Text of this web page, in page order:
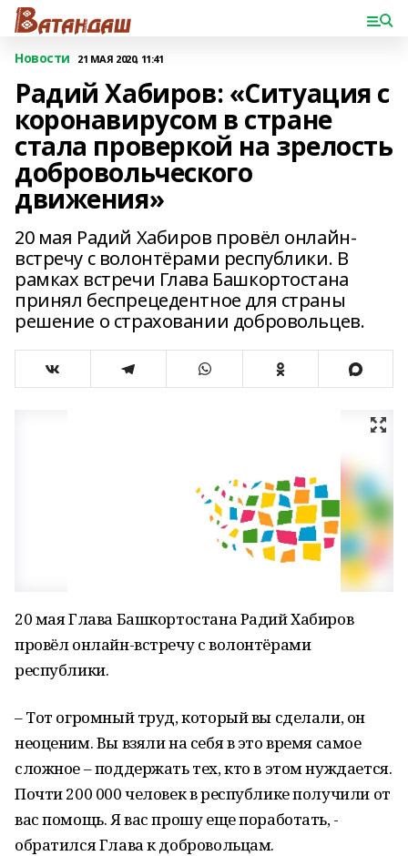
Новости 21 МАЯ 2020, 11:41
Радий Хабиров: «Ситуация с
коронавирусом в стране
стала проверкой на зрелость
добровольческого
движения»
20 мая Радий Хабиров провёл онлайн-
встречу с волонтёрами республики. В
рамках встречи Глава Башкортостана
принял беспрецедентное для страны
решение о страховании добровольцев.
20 мая Глава Башкортостана Радий Хабиров
провёл онлайн-встречу с волонтёрами
республики.
– Тот огромный труд, который вы сделали, он
неоценим. Вы взяли на себя в это время самое
сложное – поддержать тех, кто в этом нуждается.
Почти 200 000 человек в республике получили от
вас помощь. Я вас прошу еще поработать, -
обратился Глава к добровольцам.